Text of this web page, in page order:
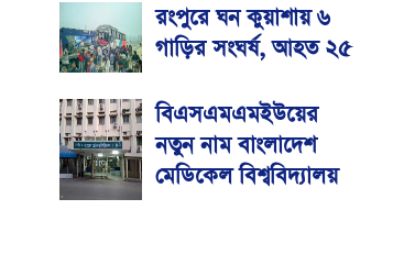
রংপুরে ঘন কুয়াশায় ৬
গাড়ির সংঘর্ষ, আহত ২৫
বিএসএমএমইউয়ের
নতুন নাম বাংলাদেশ
মেডিকেল বিশ্ববিদ্যালয়